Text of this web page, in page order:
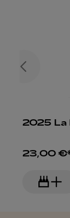
2025 La
23,00